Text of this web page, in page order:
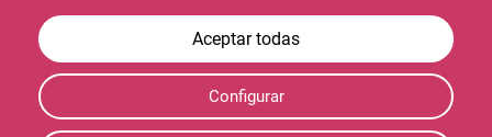
Configurar
Descargar en
Google Play